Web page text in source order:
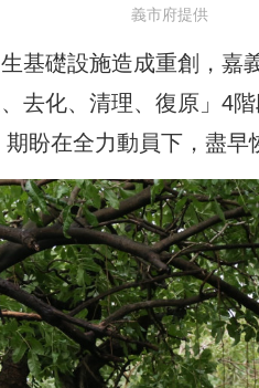
義市府提供
基礎設施造成重創，嘉
去化、清理、復原」4
盼在全力動員下，盡早